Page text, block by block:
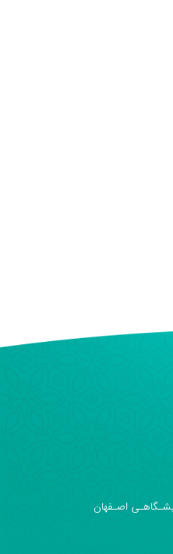
اصـفهان